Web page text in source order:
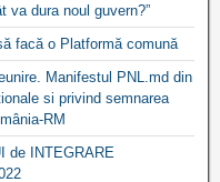
va dura noul guvern?”
facă o Platformă comună
Manifestul PNL.md din
si privind semnarea
RM
de INTEGRARE